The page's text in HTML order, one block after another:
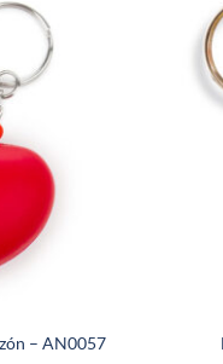
– AN0057